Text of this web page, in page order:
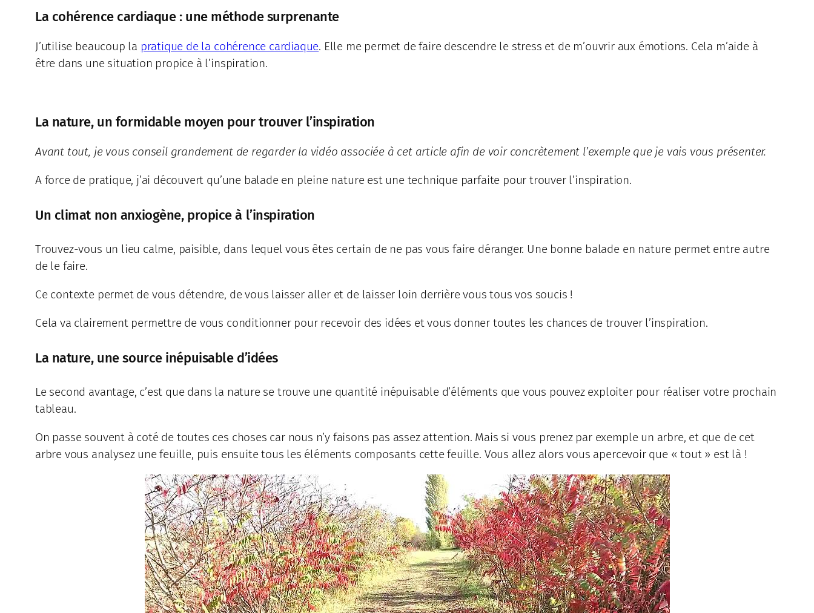
La cohérence cardiaque : une méthode surprenante
J’utilise beaucoup la pratique de la cohérence cardiaque. Elle me permet de faire descendre le stress et de m’ouvrir aux émotions. Cela m’aide à
être dans une situation propice à l’inspiration.
La nature, un formidable moyen pour trouver l’inspiration
Avant tout, je vous conseil grandement de regarder la vidéo associée à cet article afin de voir concrètement l’exemple que je vais vous présenter.
A force de pratique, j’ai découvert qu’une balade en pleine nature est une technique parfaite pour trouver l’inspiration.
Un climat non anxiogène, propice à l’inspiration
Trouvez-vous un lieu calme, paisible, dans lequel vous êtes certain de ne pas vous faire déranger. Une bonne balade en nature permet entre autre
de le faire.
Ce contexte permet de vous détendre, de vous laisser aller et de laisser loin derrière vous tous vos soucis !
Cela va clairement permettre de vous conditionner pour recevoir des idées et vous donner toutes les chances de trouver l’inspiration.
La nature, une source inépuisable d’idées
Le second avantage, c’est que dans la nature se trouve une quantité inépuisable d’éléments que vous pouvez exploiter pour réaliser votre prochain
tableau.
On passe souvent à coté de toutes ces choses car nous n’y faisons pas assez attention. Mais si vous prenez par exemple un arbre, et que de cet
arbre vous analysez une feuille, puis ensuite tous les éléments composants cette feuille. Vous allez alors vous apercevoir que « tout » est là !